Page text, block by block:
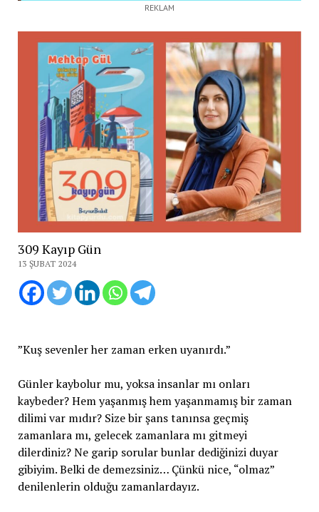
REKLAM
309 Kayıp Gün
13 ŞUBAT 2024
”Kuş sevenler her zaman erken uyanırdı.”
Günler kaybolur mu, yoksa insanlar mı onları
kaybeder? Hem yaşanmış hem yaşanmamış bir zaman
dilimi var mıdır? Size bir şans tanınsa geçmiş
zamanlara mı, gelecek zamanlara mı gitmeyi
dilerdiniz? Ne garip sorular bunlar dediğinizi duyar
gibiyim. Belki de demezsiniz… Çünkü nice, “olmaz”
denilenlerin olduğu zamanlardayız.